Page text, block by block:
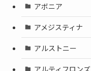
アボニア
アメジスティナ
アルストニー
アルティフロンズ